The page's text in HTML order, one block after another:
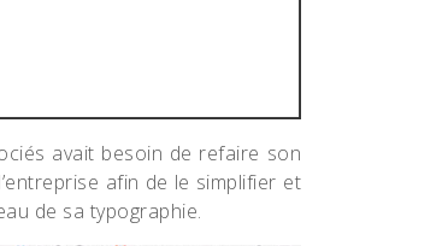
avait besoin de refaire son
afin de le simplifier et
de sa typographie.